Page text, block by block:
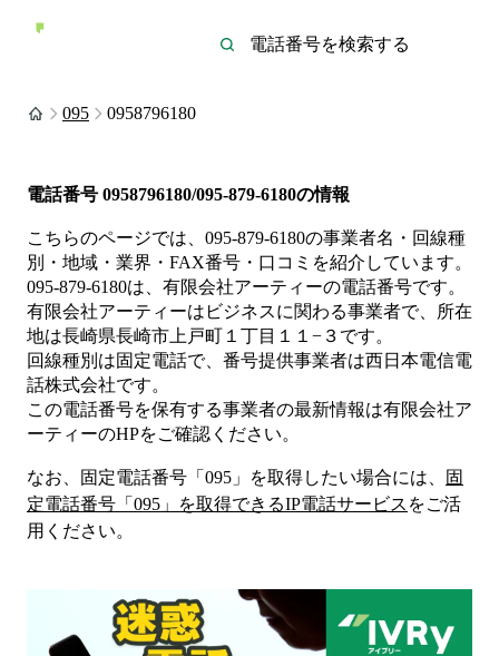
095 0958796180
電話番号 0958796180/095-879-6180の情報
こちらのページでは、 095-879-6180の事業者名・回線種
別・地域・業界・FAX番号・口コミを紹介しています。
095-879-6180は、 有限会社アーティーの電話番号です。
有限会社アーティーは ビジネスに関わる事業者で、所在
地は長崎県長崎市上戸町１丁目１１−３ です。
回線種別は固定電話で、番号提供事業者は西日本電信電
話株式会社です。
この電話番号を保有する事業者の最新情報は有限会社ア
ーティーのHPをご確認ください。
なお、固定電話番号「 095 」を取得したい場合には、
固
定電話番号「 095 」を取得できるIP電話サービス をご活
用ください。